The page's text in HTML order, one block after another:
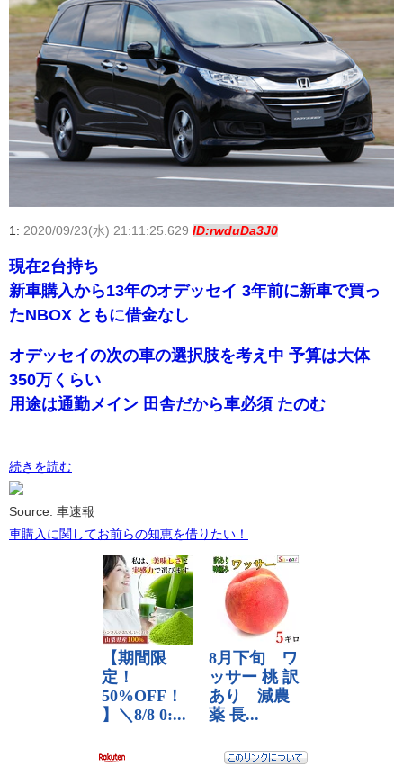
1: 2020/09/23(水) 21:11:25.629 ID:rwduDa3J0
現在2台持ち
新車購入から13年のオデッセイ 3年前に新車で買っ
たNBOX ともに借金なし
オデッセイの次の車の選択肢を考え中 予算は大体
350万くらい
用途は通勤メイン 田舎だから車必須 たのむ
続きを読む
Source: 車速報
車購入に関してお前らの知恵を借りたい！